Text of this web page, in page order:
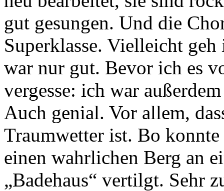
gut gesungen. Und die
Superklasse. Vielleicht
war nur gut. Bevor ich es
vergesse: ich war
Auch genial. Vor allem,
Traumwetter ist. Bo
einen wahrlichen Berg an
„Badehaus“ vertilgt. Sehr